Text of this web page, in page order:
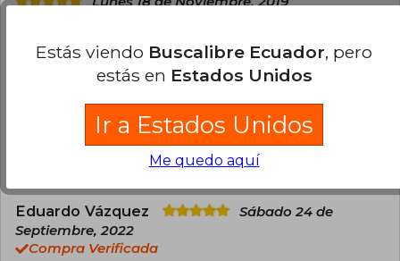
Lo oscuro del comprender la abstracción de la
mente, tratando de atraparlo en un marco
teórico, logra destruir que encajonar al espacio
tiempo de la mente es sencillamente muy, pero
muy difícil, mas no imposible.
Esta opinión es útil 0
Eduardo Vázquez
Sábado 24 de
Septiembre, 2022
Compra Verificada
Estás viendo Buscalibre Ecuador, pero
estás en Estados Unidos
Ir a Estados Unidos
Me quedo aquí